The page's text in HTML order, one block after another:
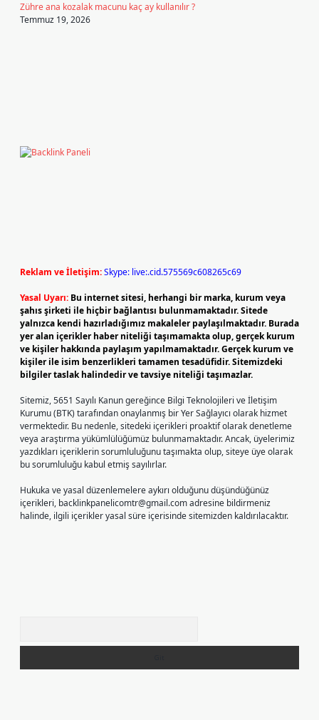
Zühre ana kozalak macunu kaç ay kullanılır ?
Temmuz 19, 2026
Reklam ve İletişim:Skype: live:.cid.575569c608265c69
Yasal Uyarı: Bu internet sitesi, herhangi bir marka, kurum veya
şahıs şirketi ile hiçbir bağlantısı bulunmamaktadır. Sitede
yalnızca kendi hazırladığımız makaleler paylaşılmaktadır. Burada
yer alan içerikler haber niteliği taşımamakta olup, gerçek kurum
ve kişiler hakkında paylaşım yapılmamaktadır. Gerçek kurum ve
kişiler ile isim benzerlikleri tamamen tesadüfidir. Sitemizdeki
bilgiler taslak halindedir ve tavsiye niteliği taşımazlar.
Sitemiz, 5651 Sayılı Kanun gereğince Bilgi Teknolojileri ve İletişim
Kurumu (BTK) tarafından onaylanmış bir Yer Sağlayıcı olarak hizmet
vermektedir. Bu nedenle, sitedeki içerikleri proaktif olarak denetleme
veya araştırma yükümlülüğümüz bulunmamaktadır. Ancak, üyelerimiz
yazdıkları içeriklerin sorumluluğunu taşımakta olup, siteye üye olarak
bu sorumluluğu kabul etmiş sayılırlar.
Hukuka ve yasal düzenlemelere aykırı olduğunu düşündüğünüz
içerikleri, backlinkpanelicomtr@gmail.comadresine bildirmeniz
halinde, ilgili içerikler yasal süre içerisinde sitemizden kaldırılacaktır.